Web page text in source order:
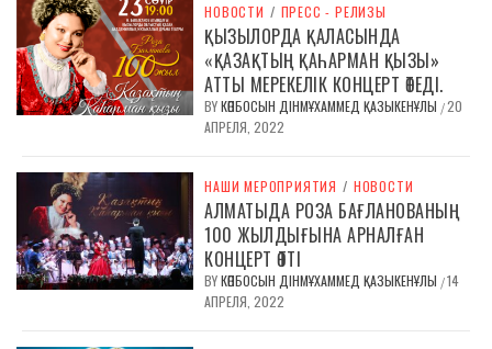
НОВОСТИ / ПРЕСС - РЕЛИЗЫ
ҚЫЗЫЛОРДА ҚАЛАСЫНДА
«ҚАЗАҚТЫҢ ҚАҺАРМАН ҚЫЗЫ»
АТТЫ МЕРЕКЕЛІК КОНЦЕРТ ӨТЕДІ.
BYКӨПБОСЫН ДІНМҰХАММЕД ҚАЗЫКЕНҰЛЫ /20
АПРЕЛЯ, 2022
НАШИ МЕРОПРИЯТИЯ / НОВОСТИ
АЛМАТЫДА РОЗА БАҒЛАНОВАНЫҢ
100 ЖЫЛДЫҒЫНА АРНАЛҒАН
КОНЦЕРТ ӨТТІ
BYКӨПБОСЫН ДІНМҰХАММЕД ҚАЗЫКЕНҰЛЫ /14
АПРЕЛЯ, 2022